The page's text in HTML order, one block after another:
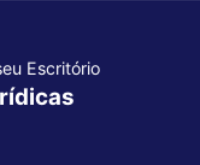
Escritório